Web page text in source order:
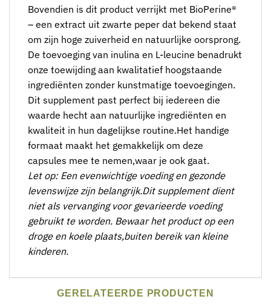
Bovendien is dit product verrijkt met BioPerine®
– een extract uit zwarte peper dat bekend staat
om zijn hoge zuiverheid en natuurlijke oorsprong.
De toevoeging van inulina en L-leucine benadrukt
onze toewijding aan kwalitatief hoogstaande
ingrediënten zonder kunstmatige toevoegingen.
Dit supplement past perfect bij iedereen die
waarde hecht aan natuurlijke ingrediënten en
kwaliteit in hun dagelijkse routine.Het handige
formaat maakt het gemakkelijk om deze
capsules mee te nemen,waar je ook gaat.
Let op: Een evenwichtige voeding en gezonde
levenswijze zijn belangrijk.Dit supplement dient
niet als vervanging voor gevarieerde voeding
gebruikt te worden. Bewaar het product op een
droge en koele plaats,buiten bereik van kleine
kinderen.
GERELATEERDE PRODUCTEN